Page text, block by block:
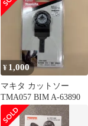
¥ 1,000
マキタ カットソー
TMA057 BIM A-63890